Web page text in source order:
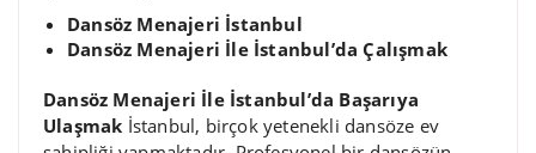
Dansöz Menajeri İstanbul
Dansöz Menajeri İle İstanbul’da Çalışmak
Dansöz Menajeri İle İstanbul’da Başarıya
Ulaşmak İstanbul, birçok yetenekli dansöze ev